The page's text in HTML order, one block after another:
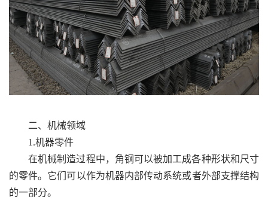
二、机械领域
1.机器零件
在机械制造过程中，角钢可以被加工成各种形状和尺寸
的零件。它们可以作为机器内部传动系统或者外部支撑结构
的一部分。